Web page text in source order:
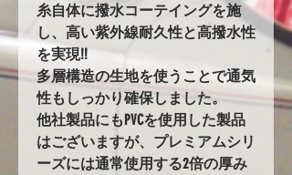
糸自体に撥水コーテイングを施
し、高い紫外線耐久性と高撥水性
を実現!!
多層構造の生地を使うことで通気
性もしっかり確保しました。
他社製品にもPVCを使用した製品
はございますが、プレミアムシリ
ーズには通常使用する2倍の厚み